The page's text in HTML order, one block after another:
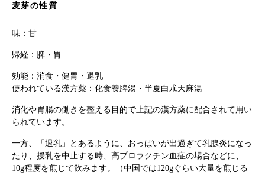
麦芽の性質
味：甘
帰経：脾・胃
効能：消食・健胃・退乳
使われている漢方薬：化食養脾湯・半夏白朮天麻湯
消化や胃腸の働きを整える目的で上記の漢方薬に配合されて用い
られています。
一方、「退乳」とあるように、おっぱいが出過ぎて乳腺炎になっ
たり、授乳を中止する時、高プロラクチン血症の場合などに、
10g程度を煎じて飲みます。（中国では120gぐらい大量を煎じる